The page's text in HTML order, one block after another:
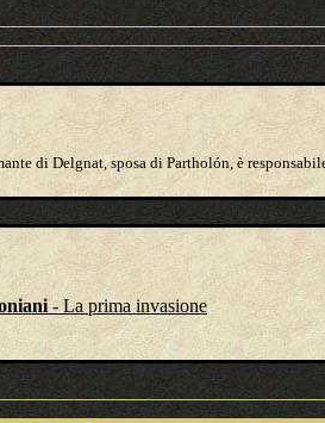
di Delgnat, sposa di Partholón, è
- La prima invasione